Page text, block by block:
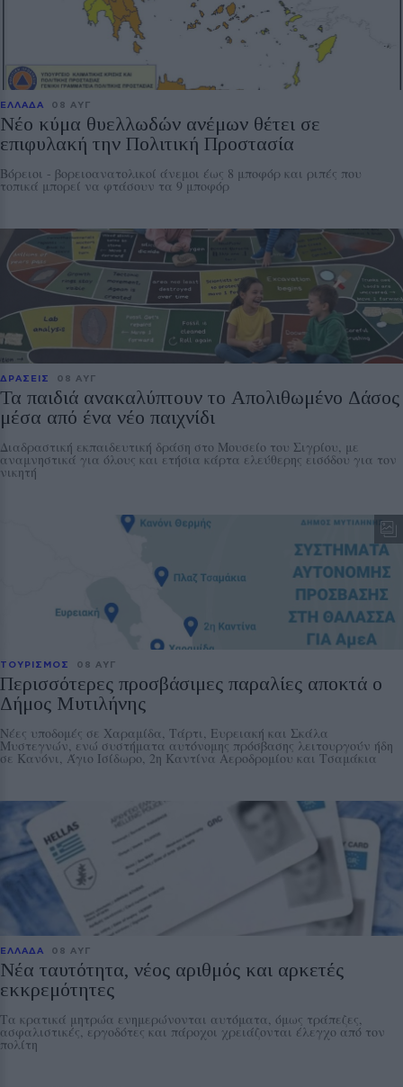
ΕΛΛΑΔΑ 08 ΑΥΓ
Νέο κύμα θυελλωδών ανέμων θέτει σε
επιφυλακή την Πολιτική Προστασία
Βόρειοι - βορειοανατολικοί άνεμοι έως 8 μποφόρ και ριπές που
τοπικά μπορεί να φτάσουν τα 9 μποφόρ
ΔΡΑΣΕΙΣ 08 ΑΥΓ
Τα παιδιά ανακαλύπτουν το Απολιθωμένο Δάσος
μέσα από ένα νέο παιχνίδι
Διαδραστική εκπαιδευτική δράση στο Μουσείο του Σιγρίου, με
αναμνηστικά για όλους και ετήσια κάρτα ελεύθερης εισόδου για τον
νικητή
ΤΟΥΡΙΣΜΟΣ 08 ΑΥΓ
Περισσότερες προσβάσιμες παραλίες αποκτά ο
Δήμος Μυτιλήνης
Νέες υποδομές σε Χαραμίδα, Τάρτι, Ευρειακή και Σκάλα
Μυστεγνών, ενώ συστήματα αυτόνομης πρόσβασης λειτουργούν ήδη
σε Κανόνι, Άγιο Ισίδωρο, 2η Καντίνα Αεροδρομίου και Τσαμάκια
ΕΛΛΑΔΑ 08 ΑΥΓ
Νέα ταυτότητα, νέος αριθμός και αρκετές
εκκρεμότητες
Τα κρατικά μητρώα ενημερώνονται αυτόματα, όμως τράπεζες,
ασφαλιστικές, εργοδότες και πάροχοι χρειάζονται έλεγχο από τον
πολίτη